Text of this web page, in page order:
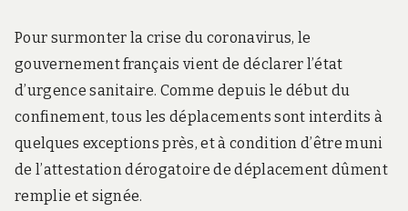
Pour surmonter la crise du coronavirus, le
gouvernement français vient de déclarer l’état
d’urgence sanitaire. Comme depuis le début du
confinement, tous les déplacements sont interdits à
quelques exceptions près, et à condition d’être muni
de l’attestation dérogatoire de déplacement dûment
remplie et signée.